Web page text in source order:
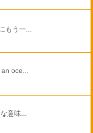
もう一...
oce...
意味...